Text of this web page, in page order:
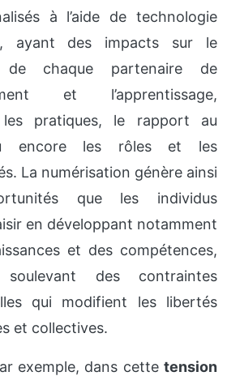
à l’aide de technologie
ayant des impacts sur le
de chaque partenaire de
et l’apprentissage,
les pratiques, le rapport au
encore les rôles et les
La numérisation génère ainsi
que les individus
en développant notamment
et des compétences,
des contraintes
qui modifient les libertés
et collectives.
exemple, dans cette tension